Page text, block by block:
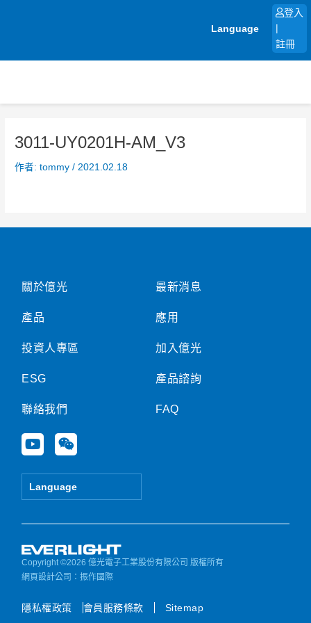
Language
登入
註冊
3011-UY0201H-AM_V3
作者:tommy/ 2021.02.18
關於億光
產品
投資人專區
ESG
聯絡我們
Y
o
u
e
W
e
i
Language
最新消息
應用
加入億光
產品諮詢
FAQ
Copyright ©2026 億光電子工業股份有限公司 版權所有
網頁設計公司 ：振作國際
隱私權政策 會員服務條款 Sitemap